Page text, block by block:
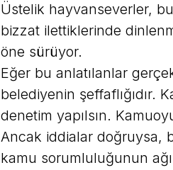
Üstelik hayvanseverler,
bizzat ilettiklerinde
öne sürüyor.
Eğer bu anlatılanlar
belediyenin şeffaflığıdır.
denetim yapılsın.
Ancak iddialar doğruysa,
kamu sorumluluğunun